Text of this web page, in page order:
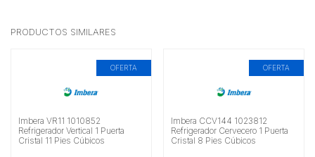
PRODUCTOS SIMILARES
OFERTA
Imbera VR11 1010852
Refrigerador Vertical 1 Puerta
Cristal 11 Pies Cúbicos
OFERTA
Imbera CCV144 1023812
Refrigerador Cervecero 1 Puerta
Cristal 8 Pies Cúbicos